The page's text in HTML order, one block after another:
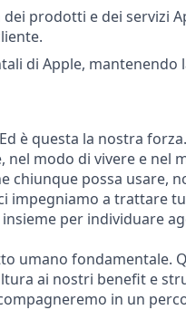
prodotti e dei servizi
di Apple,
è questa la nostra
nel modo di vivere e nel
chiunque possa usare,
impegniamo a trattare
per individuare
umano
ai nostri benefit e
in un